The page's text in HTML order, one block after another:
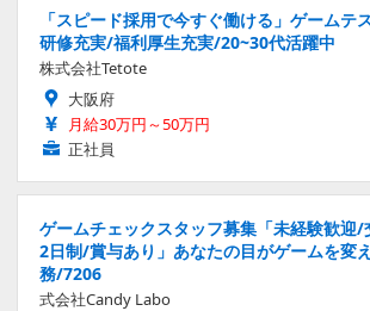
「スピード採用で今すぐ働ける」ゲームテ
研修充実/福利厚生充実/20~30代活躍中
株式会社Tetote
大阪府
月給30万円～50万円
正社員
ゲームチェックスタッフ募集「未経験歓迎
2日制/賞与あり」あなたの目がゲームを変
務/7206
式会社Candy Labo